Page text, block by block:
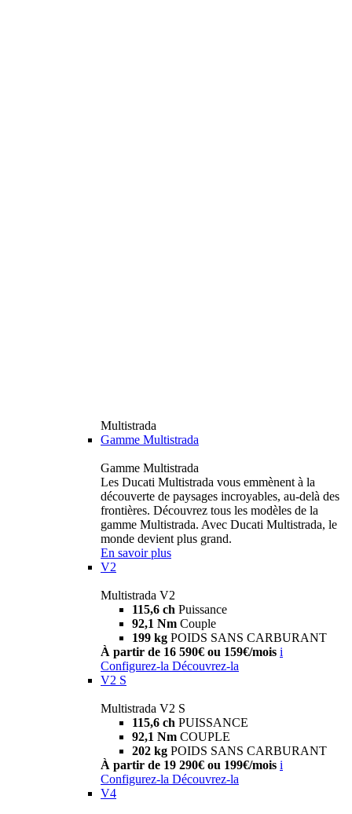
Multistrada
Gamme Multistrada
Gamme Multistrada
Les Ducati Multistrada vous emmènent à la
découverte de paysages incroyables, au-delà des
frontières. Découvrez tous les modèles de la
gamme Multistrada. Avec Ducati Multistrada, le
monde devient plus grand.
En savoir plus
V2
Multistrada V2
115,6 ch Puissance
92,1 Nm Couple
199 kg POIDS SANS CARBURANT
À partir de 16 590€ ou 159€/mois i
Configurez-la Découvrez-la
V2 S
Multistrada V2 S
115,6 ch PUISSANCE
92,1 Nm COUPLE
202 kg POIDS SANS CARBURANT
À partir de 19 290€ ou 199€/mois i
Configurez-la Découvrez-la
V4